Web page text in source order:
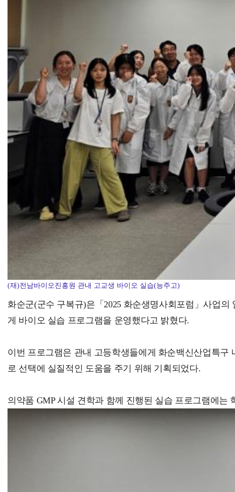
(재)전남바이오진흥원 관내 고교생 바이오 실습(능주고)
화순군(군수 구복규)은「2025 화순생명사회포럼」사업
게 바이오 실습 프로그램을 운영했다고 밝혔다.
이번 프로그램은 관내 고등학생들에게 화순백신산업특
로 선택에 실질적인 도움을 주기 위해 기획되었다.
의약품 GMP 시설 견학과 함께 진행된 실습 프로그램에는